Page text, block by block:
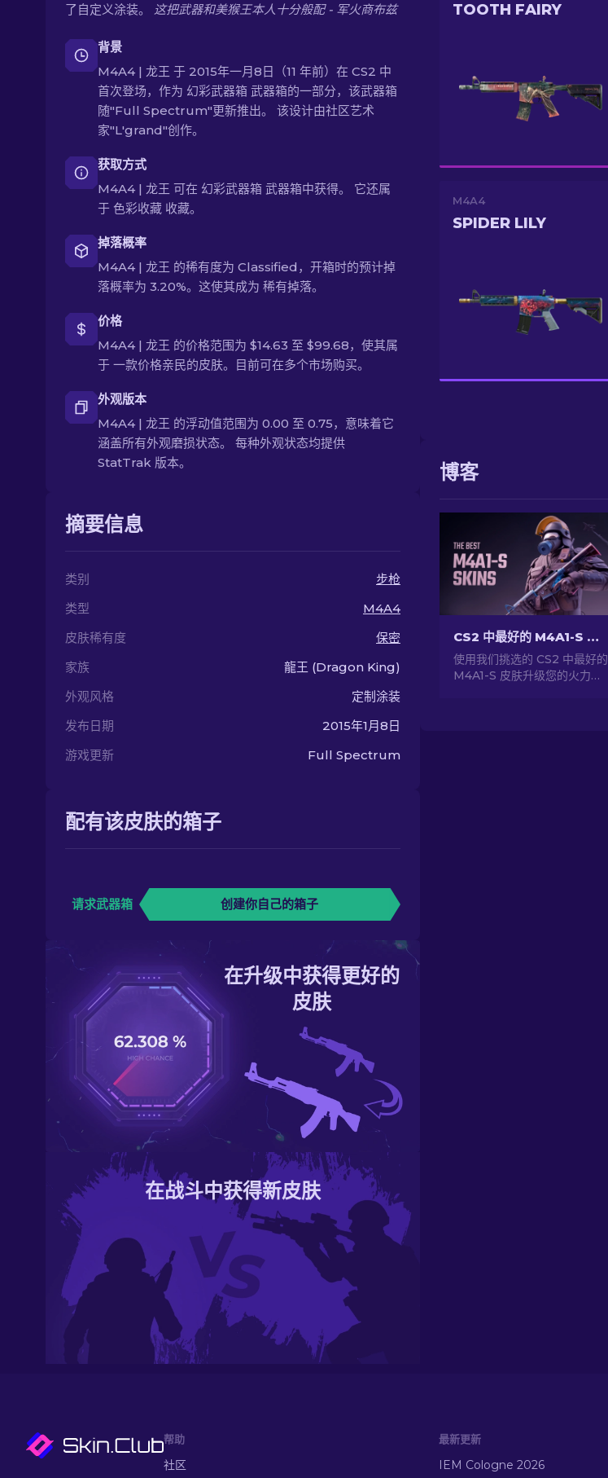
了自定义涂装。 这把武器和美猴王本人十分般配 - 军火商布兹
背景
M4A4 | 龙王 于 2015年一月8日（11 年前）在 CS2 中
首次登场，作为 幻彩武器箱 武器箱的一部分，该武器箱
随"Full Spectrum"更新推出。 该设计由社区艺术
家"L'grand"创作。
获取方式
M4A4 | 龙王 可在 幻彩武器箱 武器箱中获得。 它还属
于 色彩收藏 收藏。
掉落概率
M4A4 | 龙王 的稀有度为 Classified，开箱时的预计掉
落概率为 3.20%。这使其成为 稀有掉落。
价格
M4A4 | 龙王 的价格范围为 $14.63 至 $99.68，使其属
于 一款价格亲民的皮肤。目前可在多个市场购买。
外观版本
M4A4 | 龙王 的浮动值范围为 0.00 至 0.75，意味着它
涵盖所有外观磨损状态。 每种外观状态均提供
StatTrak 版本。
摘要信息
类别
步枪
类型
M4A4
皮肤稀有度
保密
家族
龍王 (Dragon King)
外观风格
定制涂装
发布日期
2015年1月8日
游戏更新
Full Spectrum
配有该皮肤的箱子
请求武器箱 创建你自己的箱子
在升级中获得更好的
皮肤
在战斗中获得新皮肤
TOOTH FAIRY
M4A4
SPIDER LILY
博客
CS2 中最好的 M4A1-S 皮肤 [2026]
使用我们挑选的 CS2 中最好的
M4A1-S 皮肤升级您的火力。
帮助
社区
最新更新
IEM Cologne 2026